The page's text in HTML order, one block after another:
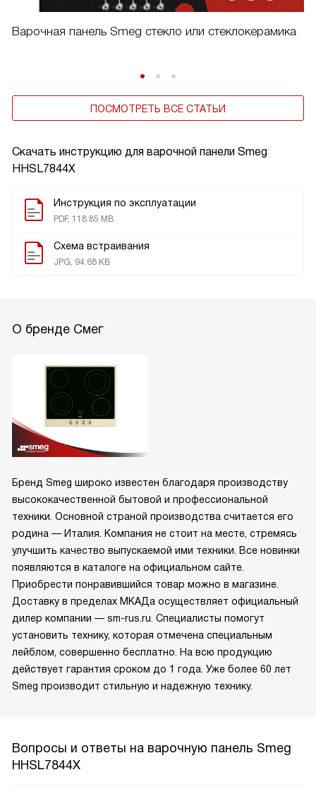
Скачать инструкцию для варочной панели Smeg
HHSL7844X
Инструкция по эксплуатации
PDF, 118.85 MB
Схема встраивания
JPG, 94.68 KB
Варочная панель Smeg стекло или стеклокерамика
ПОСМОТРЕТЬ ВСЕ СТАТЬИ
О бренде Смег
Бренд Smeg широко известен благодаря производству
высококачественной бытовой и профессиональной
техники. Основной страной производства считается его
родина — Италия. Компания не стоит на месте, стремясь
улучшить качество выпускаемой ими техники. Все новинки
появляются в каталоге на официальном сайте.
Приобрести понравившийся товар можно в магазине.
Доставку в пределах МКАДа осуществляет официальный
дилер компании — sm-rus.ru. Специалисты помогут
установить технику, которая отмечена специальным
лейблом, совершенно бесплатно. На всю продукцию
действует гарантия сроком до 1 года. Уже более 60 лет
Smeg производит стильную и надежную технику.
Вопросы и ответы на варочную панель Smeg
HHSL7844X